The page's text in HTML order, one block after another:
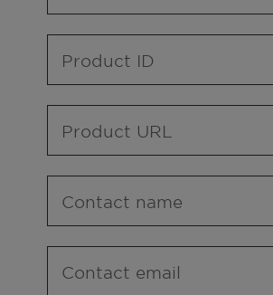
Product ID
Product URL
Contact name
Contact email